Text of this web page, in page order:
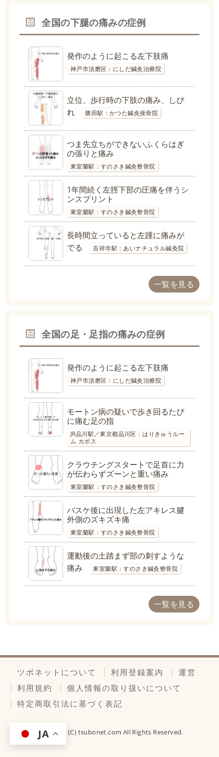
全国の下腿の痛みの症例
発作のように起こる左下肢痛
神戸市須磨区：にしだ鍼灸治療院
立位、歩行時の下肢の痛み、しび
れ
勝田駅：かつた鍼灸接骨院
つま先立ちができないふくらはぎ
の張りと痛み
東室蘭駅：すのさき鍼灸整骨院
1年間続く左脛下部の圧痛を伴うシ
ンスプリント
東室蘭駅：すのさき鍼灸整骨院
長時間立っていると左踵に痛みが
でる
吉祥寺駅：あいナチュラル鍼灸院
一覧を見る
全国の足・足指の痛みの症例
発作のように起こる左下肢痛
神戸市須磨区：にしだ鍼灸治療院
モートン病の疑いで歩き回るたび
に痛む足の指
JR品川駅／東京都品川区：はりきゅうルー
ム カポス
クラウチングスタートで足首に力
が伝わらずズーンと重い痛み
東室蘭駅：すのさき鍼灸整骨院
バスケ後に出現した左アキレス腱
外側のズキズキ痛
東室蘭駅：すのさき鍼灸整骨院
運動後の土踏まず部の刺すような
痛み
東室蘭駅：すのさき鍼灸整骨院
一覧を見る
ツボネットについて 利用登録案内
運営
利用規約
個人情報の取り扱いについて
特定商取引法に基づく表記
Copyright (C) tsubonet.com All Rights Reserved.
JA